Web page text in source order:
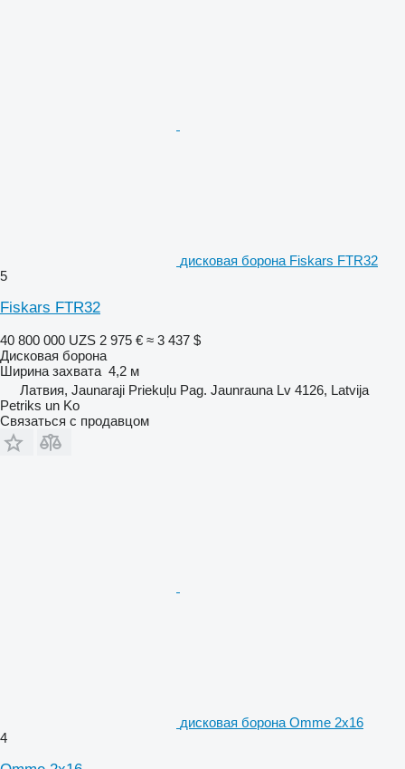
дисковая борона Fiskars FTR32
5
Fiskars FTR32
40 800 000 UZS 2 975 € ≈ 3 437 $
Дисковая борона
Ширина захвата 4,2 м
Латвия, Jaunaraji Priekuļu Pag. Jaunrauna Lv 4126, Latvija
Petriks un Ko
Связаться с продавцом
дисковая борона Omme 2x16
4